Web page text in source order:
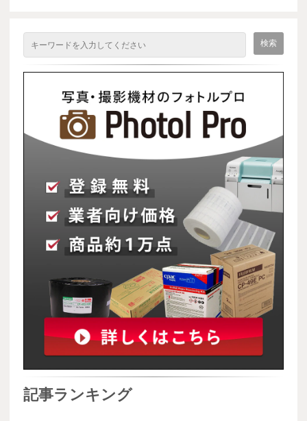
記事ランキング